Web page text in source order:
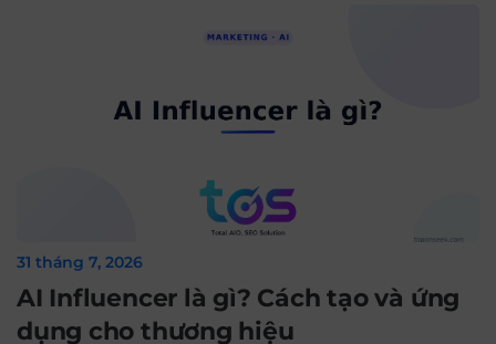
31 tháng 7, 2026
AI Influencer là gì? Cách tạo và ứng
dụng cho thương hiệu